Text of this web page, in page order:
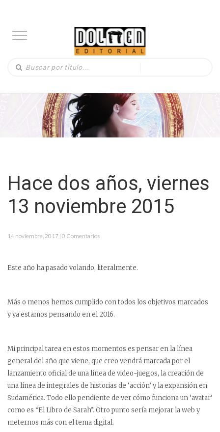
Hace dos años, viernes
13 noviembre 2015
14 noviembre, 2017 | 0 Comentarios
Este año ha pasado volando, literalmente.
Más o menos hemos cumplido con todos los objetivos marcados
y ya estamos pensando en el 2016.
Mi principal tarea en estos momentos es pensar en la línea
general del año que viene, que creo vendrá marcada por el
lanzamiento oficial de una línea de video-juegos, la creación de
una línea de integrales de historias de ‘acción’ y la expansión en
Sudamérica. Todo ello pendiente de ver cómo funciona un ‘avatar’
como es “El Libro de Sarah”. Otro punto sería mejorar la web y
meternos más con el tema digital.